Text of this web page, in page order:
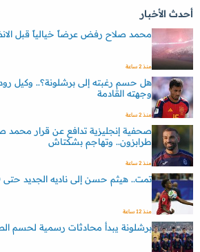
أحدث الأخبار
محمد صلاح رفض عرضاً خيالياً قبل
منذ 2 ساعة
هل حسم رغبته إلى برشلونة؟.. وكيل
وجهته القادمة
منذ 2 ساعة
صحفية إنجليزية تدافع عن قرار محمد
طرابزون.. وتهاجم بشكتاش
منذ 2 ساعة
تمت.. هيثم حسن إلى ناديه الجديد حتى 2030
منذ 12 ساعة
برشلونة يبدأ محادثات رسمية لحسم